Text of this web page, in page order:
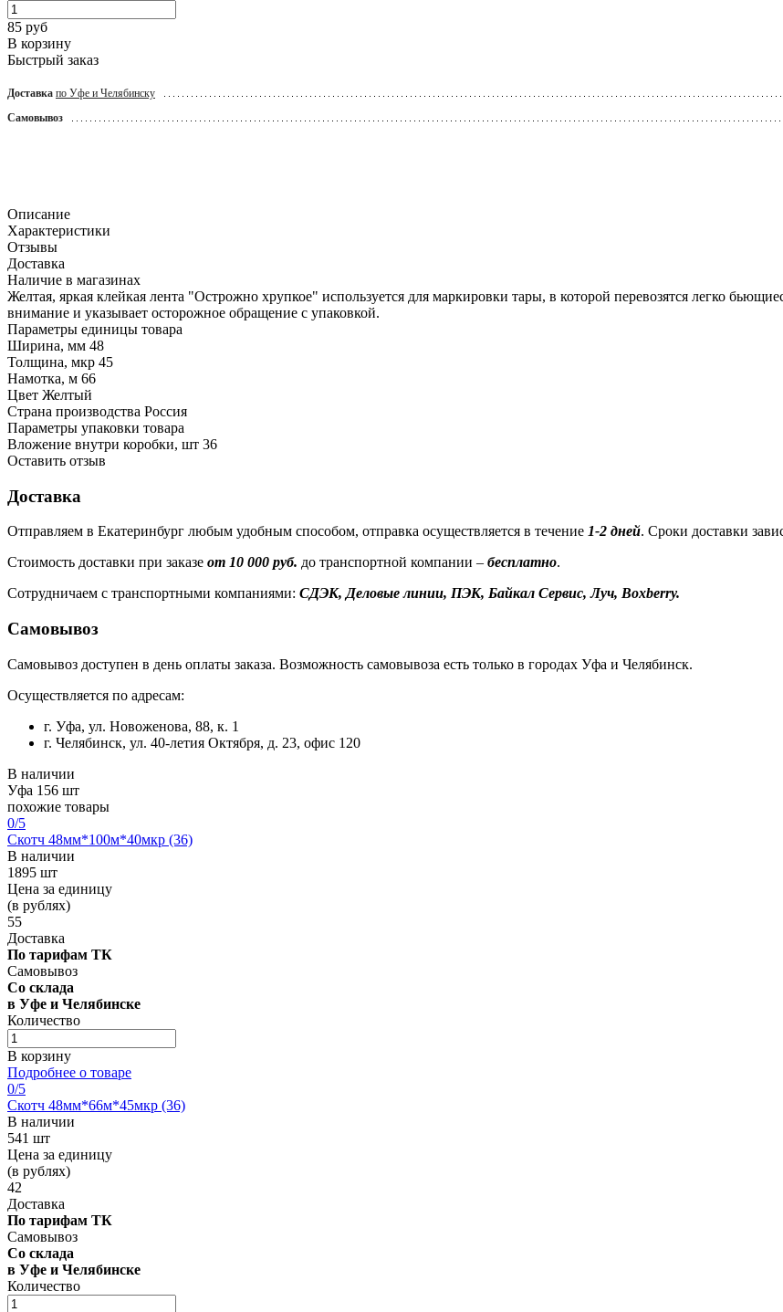
85 руб
В корзину
Быстрый заказ
Доставка по Уфе и Челябинску
Самовывоз
Описание
Характеристики
Отзывы
Доставка
Наличие в магазинах
Желтая, яркая клейкая лента "Острожно хрупкое" используется для маркировки тары, в которой перевозятся легко
внимание и указывает осторожное обращение с упаковкой.
Параметры единицы товара
Ширина, мм 48
Толщина, мкр 45
Намотка, м 66
Цвет Желтый
Страна производства Россия
Параметры упаковки товара
Вложение внутри коробки, шт 36
Оставить отзыв
Доставка
Отправляем в Екатеринбург любым удобным способом, отправка осуществляется в течение 1-2 дней. Сроки доставки
Стоимость доставки при заказе от 10 000 руб. до транспортной компании – бесплатно.
Сотрудничаем с транспортными компаниями: СДЭК, Деловые линии, ПЭК, Байкал Сервис, Луч, Boxberry.
Самовывоз
Самовывоз доступен в день оплаты заказа. Возможность самовывоза есть только в городах Уфа и Челябинск.
Осуществляется по адресам:
г. Уфа, ул. Новоженова, 88, к. 1
г. Челябинск, ул. 40-летия Октября, д. 23, офис 120
В наличии
Уфа 156 шт
похожие товары
0/5
Скотч 48мм*100м*40мкр (36)
В наличии
1895 шт
Цена за единицу
(в рублях)
55
Доставка
По тарифам ТК
Самовывоз
Со склада
в Уфе и Челябинске
Количество
В корзину
Подробнее о товаре
0/5
Скотч 48мм*66м*45мкр (36)
В наличии
541 шт
Цена за единицу
(в рублях)
42
Доставка
По тарифам ТК
Самовывоз
Со склада
в Уфе и Челябинске
Количество